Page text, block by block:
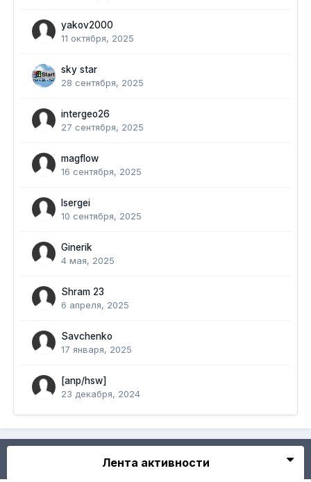
yakov2000
11 октября, 2025
sky star
28 сентября, 2025
intergeo26
27 сентября, 2025
magflow
16 сентября, 2025
lsergei
10 сентября, 2025
Ginerik
4 мая, 2025
Shram 23
6 апреля, 2025
Savchenko
17 января, 2025
[anp/hsw]
23 декабря, 2024
Лента активности